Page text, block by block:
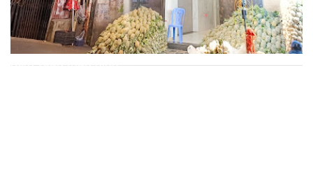
Xem toàn màn hình